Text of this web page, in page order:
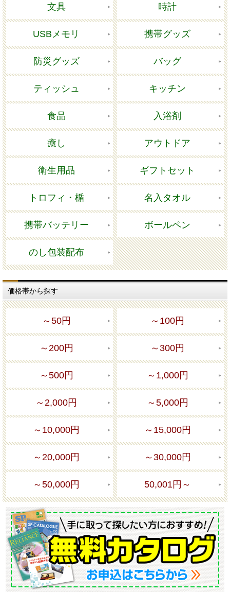
文具 時計
USBメモリ 携帯グッズ
防災グッズ バッグ
ティッシュ キッチン
食品 入浴剤
癒し アウトドア
衛生用品 ギフトセット
トロフィ・楯 名入タオル
携帯バッテリー ボールペン
のし包装配布
価格帯から探す
～50円 ～100円
～200円 ～300円
～500円 ～1,000円
～2,000円 ～5,000円
～10,000円 ～15,000円
～20,000円 ～30,000円
～50,000円 50,001円～